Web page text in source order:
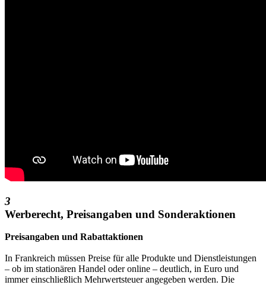
3
Werberecht, Preisangaben und Sonderaktionen
Preisangaben und Rabattaktionen
In Frankreich müssen Preise für alle Produkte und Dienstleistungen
– ob im stationären Handel oder online – deutlich, in Euro und
immer einschließlich Mehrwertsteuer angegeben werden. Die